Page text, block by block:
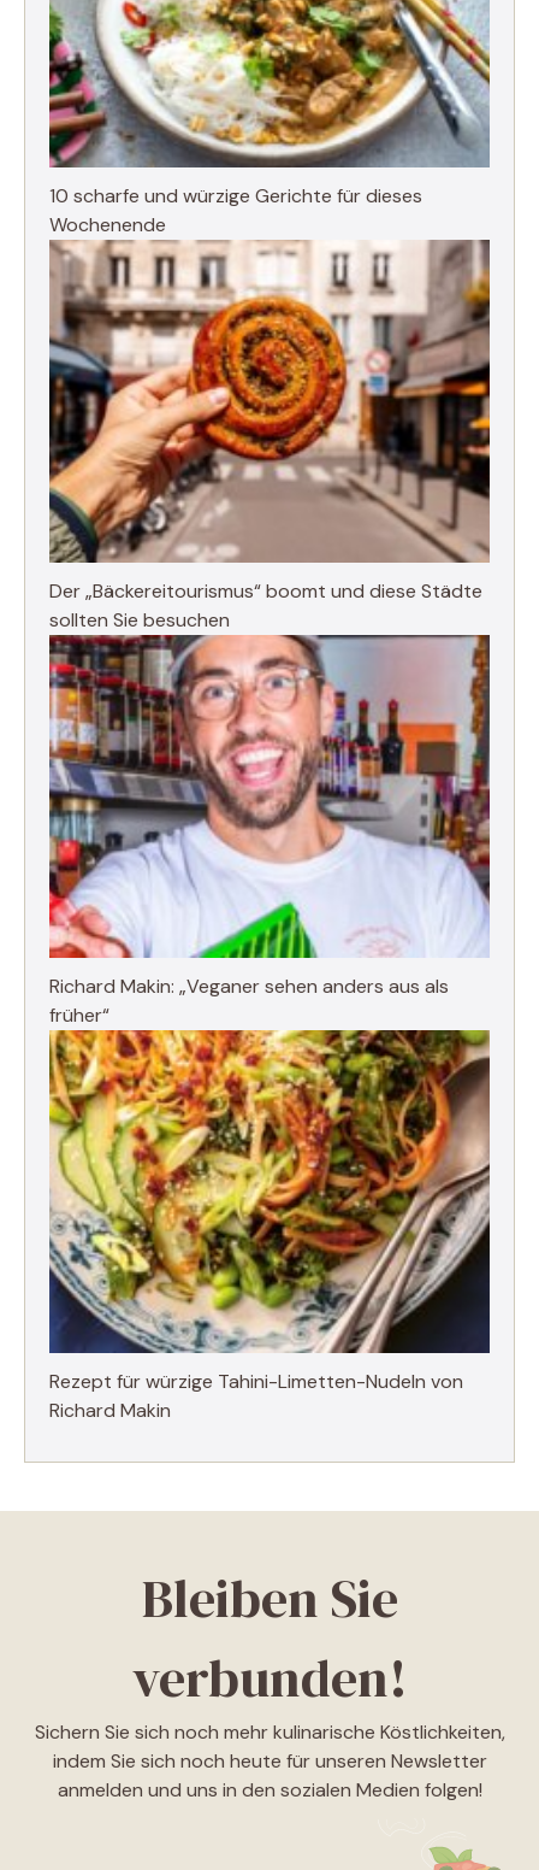
10 scharfe und würzige Gerichte für dieses
Wochenende
Der „Bäckereitourismus“ boomt und diese Städte
sollten Sie besuchen
Richard Makin: „Veganer sehen anders aus als
früher“
Rezept für würzige Tahini-Limetten-Nudeln von
Richard Makin
Bleiben Sie
verbunden!
Sichern Sie sich noch mehr kulinarische Köstlichkeiten,
indem Sie sich noch heute für unseren Newsletter
anmelden und uns in den sozialen Medien folgen!